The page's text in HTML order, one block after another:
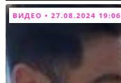
ВИДЕО • 27.08.2024 19:06